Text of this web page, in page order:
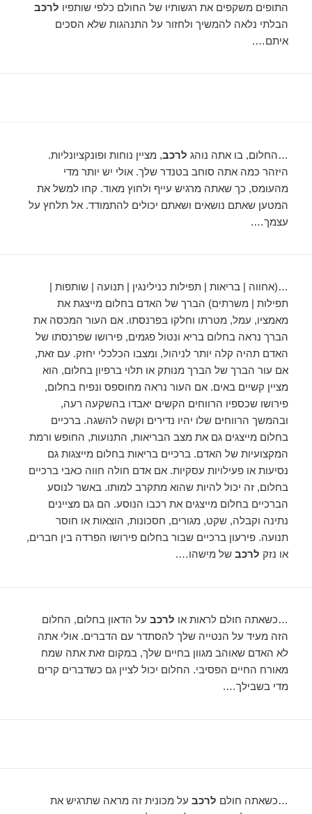
התופים משקפים את רגשותיו של החולם כלפי שותפיו לרכב
הבלתי נלאה להמשיך ולחזור על התנהגות שלא הסכים
איתם….
…החלום, בו אתה נוהג לרכב, מציין נוחות ופונקציונליות.
היזהר כמה אתה סוחב בטנדר שלך. אולי יש יותר מדי
מהעומס, כך שאתה מרגיש עייף ולחוץ מאוד. קחו למשל את
המטען שאתם נושאים ושאתם יכולים להתמודד. אל תלחץ על
עצמך….
…(אחווה | בריאות | תפילות כנילינגין | תנועה | שותפות |
תפילות | משרתים) הברך של האדם בחלום מייצגת את
מאמציו, עמל, מטרתו וחלקו בפרנסתו. אם העור המכסה את
הברך נראה בחלום בריא ונטול פגמים, פירושו שפרנסתו של
האדם תהיה קלה יותר לניהול, ומצבו הכלכלי יחזק. עם זאת,
אם עור הברך של הברך מנותק או תלוי ברפיון בחלום, הוא
מציין קשיים באים. אם העור נראה מחוספס ונפיח בחלום,
פירושו שכספיו הרווחים הקשים יאבדו בהשקעה רעה,
ובהמשך הרווחים שלו יהיו נדירים וקשה להשגה. ברכיים
בחלום מייצגים גם את מצב הבריאות, התנועות, החופש ורמת
המקצועיות של האדם. ברכיים בריאות בחלום מייצגות גם
נסיעות או פעילויות עסקיות. אם אדם חולה חווה כאבי ברכיים
בחלום, זה יכול להיות שהוא מתקרב למותו. באשר לנוסע
הברכיים בחלום מייצגים את רכבו הנוסע. הם גם מציינים
נתינה וקבלה, שקט, מגורים, חסכונות, הוצאות או חוסר
תנועה. פירעון ברכיים שבור בחלום פירושו הפרדה בין חברים,
או נזק לרכב של מישהו….
…כשאתה חולם לראות או לרכב על הדאון בחלום, החלום
הזה מעיד על הנטייה שלך להסתדר עם הדברים. אולי אתה
לא האדם שאוהב מגוון בחיים שלך, במקום זאת אתה שמח
מאורח החיים הפסיבי. החלום יכול לציין גם כשדברים קרים
מדי בשבילך….
…כשאתה חולם לרכב על מכונית זה מראה שתרגיש את